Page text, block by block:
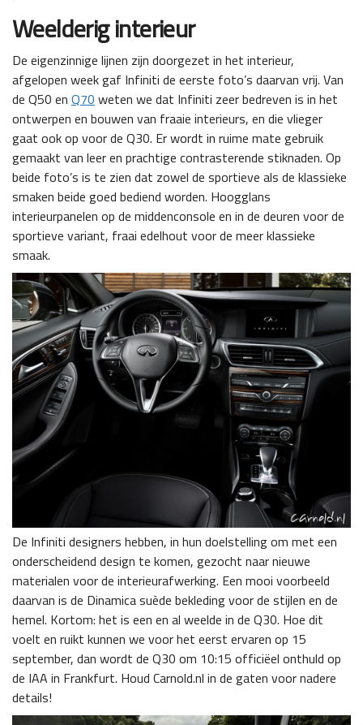
Weelderig interieur
De eigenzinnige lijnen zijn doorgezet in het interieur,
afgelopen week gaf Infiniti de eerste foto’s daarvan vrij. Van
de Q50 en Q70 weten we dat Infiniti zeer bedreven is in het
ontwerpen en bouwen van fraaie interieurs, en die vlieger
gaat ook op voor de Q30. Er wordt in ruime mate gebruik
gemaakt van leer en prachtige contrasterende stiknaden. Op
beide foto’s is te zien dat zowel de sportieve als de klassieke
smaken beide goed bediend worden. Hoogglans
interieurpanelen op de middenconsole en in de deuren voor de
sportieve variant, fraai edelhout voor de meer klassieke
smaak.
De Infiniti designers hebben, in hun doelstelling om met een
onderscheidend design te komen, gezocht naar nieuwe
materialen voor de interieurafwerking. Een mooi voorbeeld
daarvan is de Dinamica suède bekleding voor de stijlen en de
hemel. Kortom: het is een en al weelde in de Q30. Hoe dit
voelt en ruikt kunnen we voor het eerst ervaren op 15
september, dan wordt de Q30 om 10:15 officiëel onthuld op
de IAA in Frankfurt. Houd Carnold.nl in de gaten voor nadere
details!